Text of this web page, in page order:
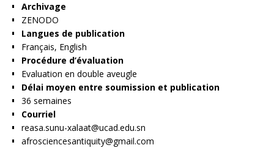
Archivage
ZENODO
Langues de publication
Français, English
Procédure d’évaluation
Evaluation en double aveugle
Délai moyen entre soumission et publication
36 semaines
Courriel
reasa.sunu-xalaat@ucad.edu.sn
afrosciencesantiquity@gmail.com